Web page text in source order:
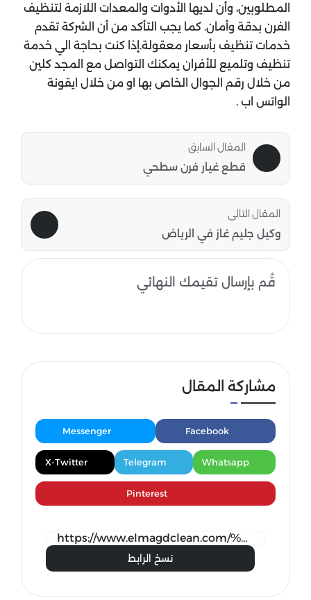
المطلوبين، وأن لديها الأدوات والمعدات اللازمة لتنظيف
الفرن بدقة وأمان. كما يجب التأكد من أن الشركة تقدم
خدمات تنظيف بأسعار معقولة.إذا كنت بحاجة الي خدمة
تنظيف وتلميع للأفران يمكنك التواصل مع المجد كلين
من خلال رقم الجوال الخاص بها او من خلال ايقونة
الواتس اب .
المقال السابق
قطع غيار فرن سطحي
المقال التالى
وكيل جليم غاز في الرياض
قُم بإرسال تقيمك النهائي
مشاركة المقال
Facebook
Messenger
Whatsapp
Telegram
X-Twitter
Pinterest
نسخ الرابط